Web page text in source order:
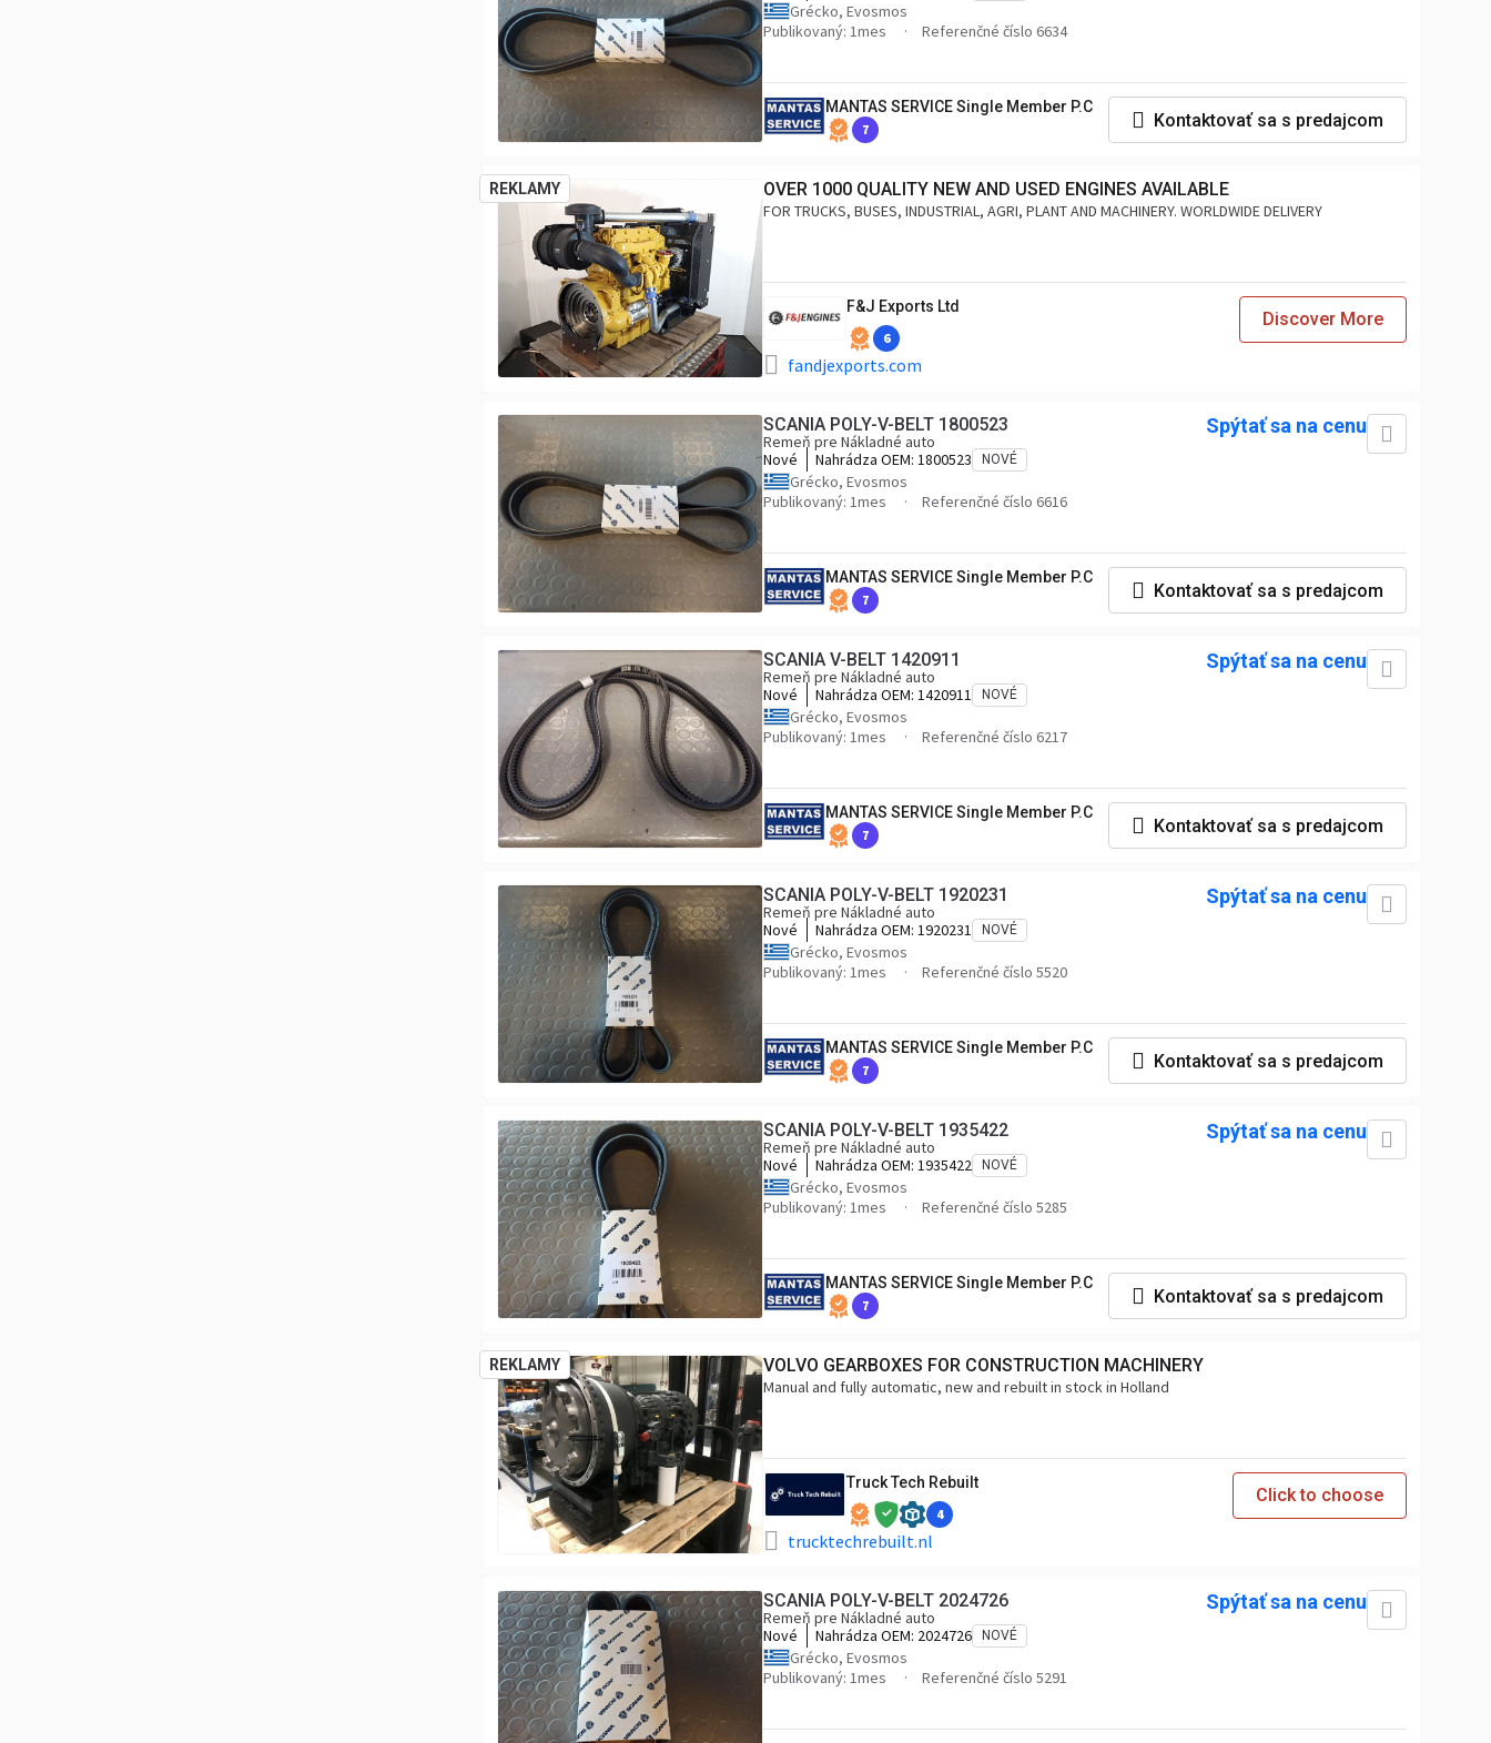
Grécko, Evosmos
Publikovaný: 1mes
Referenčné číslo 6634
MANTAS SERVICE Single Member P.C
7 Kontaktovať sa s predajcom
REKLAMY OVER 1000 QUALITY NEW AND USED ENGINES AVAILABLE
FOR TRUCKS, BUSES, INDUSTRIAL, AGRI, PLANT AND MACHINERY. WORLDWIDE DELIVERY
F&J Exports Ltd
6
fandjexports.com
Discover More
SCANIA POLY-V-BELT 1800523
Remeň pre Nákladné auto
Nové
Nahrádza OEM: 1800523 NOVÉ
Grécko, Evosmos
Publikovaný: 1mes
Referenčné číslo 6616
Spýtať sa na cenu
MANTAS SERVICE Single Member P.C
7 Kontaktovať sa s predajcom
SCANIA V-BELT 1420911
Remeň pre Nákladné auto
Nové
Nahrádza OEM: 1420911 NOVÉ
Grécko, Evosmos
Publikovaný: 1mes
Referenčné číslo 6217
Spýtať sa na cenu
MANTAS SERVICE Single Member P.C
7 Kontaktovať sa s predajcom
SCANIA POLY-V-BELT 1920231
Remeň pre Nákladné auto
Nové
Nahrádza OEM: 1920231 NOVÉ
Grécko, Evosmos
Publikovaný: 1mes
Referenčné číslo 5520
Spýtať sa na cenu
MANTAS SERVICE Single Member P.C
7 Kontaktovať sa s predajcom
SCANIA POLY-V-BELT 1935422
Remeň pre Nákladné auto
Nové
Nahrádza OEM: 1935422 NOVÉ
Grécko, Evosmos
Publikovaný: 1mes
Referenčné číslo 5285
Spýtať sa na cenu
MANTAS SERVICE Single Member P.C
7 Kontaktovať sa s predajcom
REKLAMY VOLVO GEARBOXES FOR CONSTRUCTION MACHINERY
Manual and fully automatic, new and rebuilt in stock in Holland
Truck Tech Rebuilt
4
trucktechrebuilt.nl
Click to choose
SCANIA POLY-V-BELT 2024726
Remeň pre Nákladné auto
Nové
Nahrádza OEM: 2024726 NOVÉ
Grécko, Evosmos
Publikovaný: 1mes
Referenčné číslo 5291
Spýtať sa na cenu